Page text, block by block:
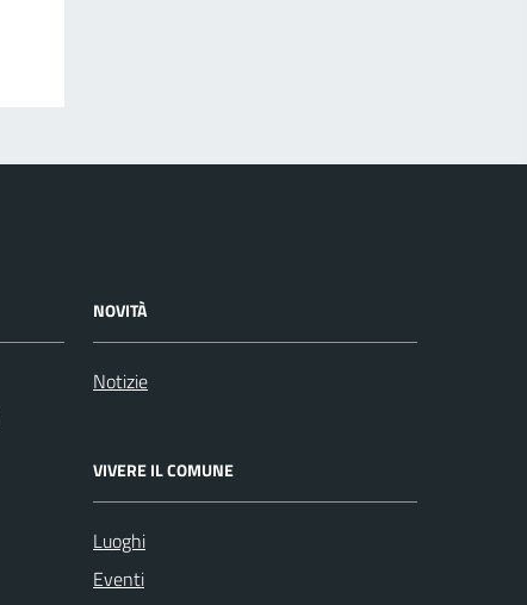
NOVITÀ
Notizie
VIVERE IL COMUNE
Luoghi
Eventi